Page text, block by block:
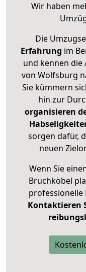
Wir haben
Die
Erfahrung im
und kennen die
von Wolfsburg
Sie kümmern
hin zur
organisieren
sorgen dafür,
neuen
Wenn Sie
Bruchköbel
professionelle
Kontaktieren